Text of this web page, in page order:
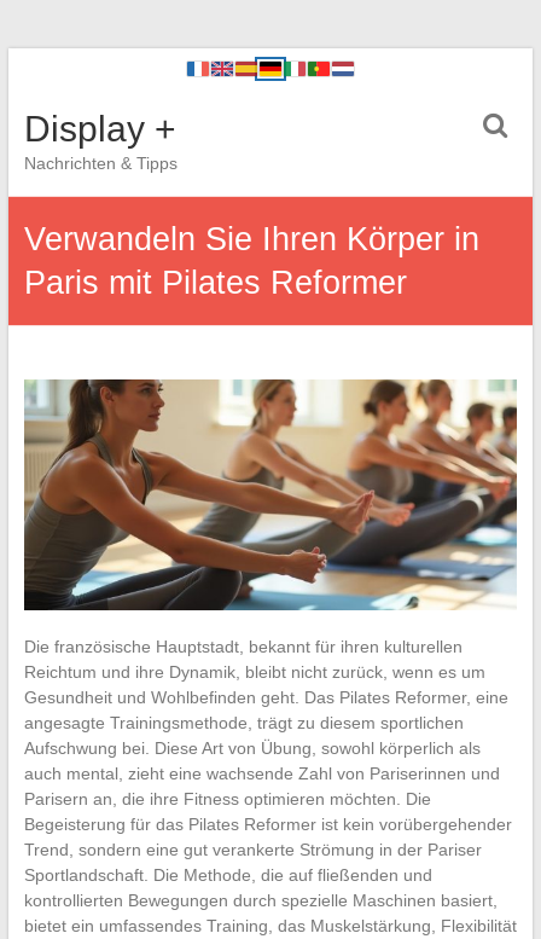
Display +
Nachrichten & Tipps
Verwandeln Sie Ihren Körper in
Paris mit Pilates Reformer
Die französische Hauptstadt, bekannt für ihren kulturellen
Reichtum und ihre Dynamik, bleibt nicht zurück, wenn es um
Gesundheit und Wohlbefinden geht. Das Pilates Reformer, eine
angesagte Trainingsmethode, trägt zu diesem sportlichen
Aufschwung bei. Diese Art von Übung, sowohl körperlich als
auch mental, zieht eine wachsende Zahl von Pariserinnen und
Parisern an, die ihre Fitness optimieren möchten. Die
Begeisterung für das Pilates Reformer ist kein vorübergehender
Trend, sondern eine gut verankerte Strömung in der Pariser
Sportlandschaft. Die Methode, die auf fließenden und
kontrollierten Bewegungen durch spezielle Maschinen basiert,
bietet ein umfassendes Training, das Muskelstärkung, Flexibilität